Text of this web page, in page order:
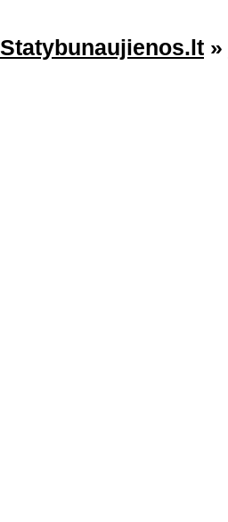
Statybunaujienos.lt »